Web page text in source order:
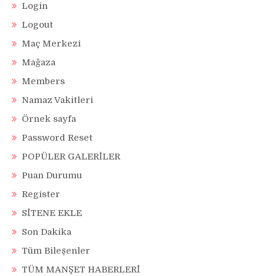
Login
Logout
Maç Merkezi
Mağaza
Members
Namaz Vakitleri
Örnek sayfa
Password Reset
POPÜLER GALERİLER
Puan Durumu
Register
SİTENE EKLE
Son Dakika
Tüm Bileşenler
TÜM MANŞET HABERLERİ